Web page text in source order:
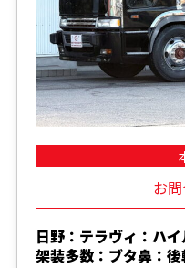
お
日野：テラヴィ：ハ
架装多数：ブタ鼻：